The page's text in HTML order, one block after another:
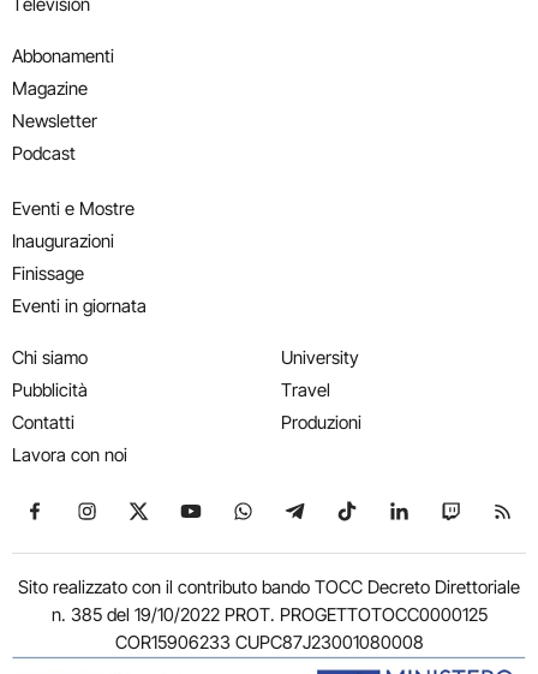
Television
Abbonamenti
Magazine
Newsletter
Podcast
Eventi e Mostre
Inaugurazioni
Finissage
Eventi in giornata
Chi siamo
Pubblicità
Contatti
Lavora con noi
University
Travel
Produzioni
Seguici su Facebook
Seguici su Instagram
Seguici su X
Seguici su YouTube
Seguici su WhatsApp
Seguici su Telegram
Seguici su TikTok
Seguici su
Seguici
Sito realizzato con il contributo bando TOCC Decreto Direttoriale
n. 385 del 19/10/2022 PROT. PROGETTOTOCC0000125
COR15906233 CUPC87J23001080008